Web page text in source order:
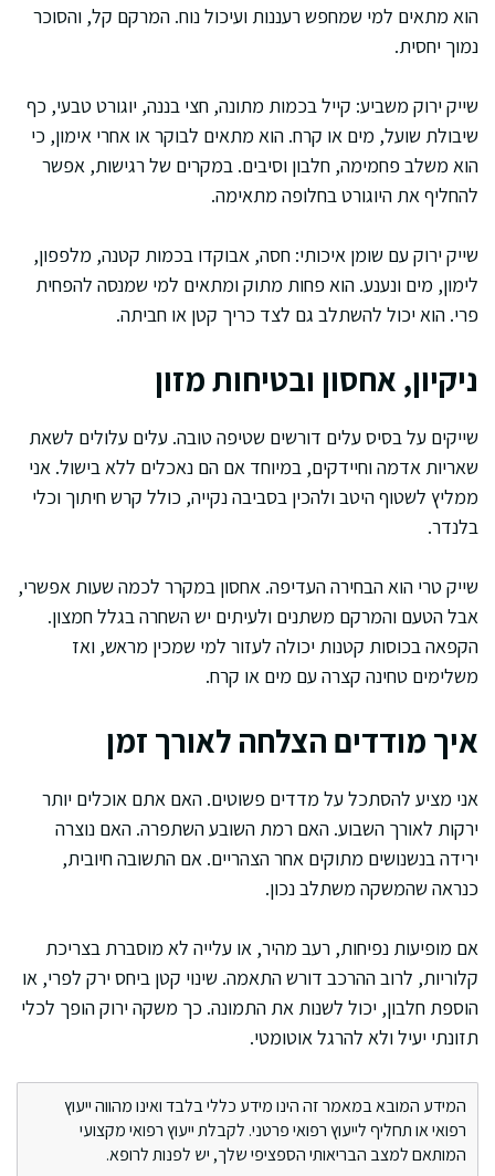
הוא מתאים למי שמחפש רעננות ועיכול נוח. המרקם קל, והסוכר
נמוך יחסית.
שייק ירוק משביע: קייל בכמות מתונה, חצי בננה, יוגורט טבעי, כף
שיבולת שועל, מים או קרח. הוא מתאים לבוקר או אחרי אימון, כי
הוא משלב פחמימה, חלבון וסיבים. במקרים של רגישות, אפשר
להחליף את היוגורט בחלופה מתאימה.
שייק ירוק עם שומן איכותי: חסה, אבוקדו בכמות קטנה, מלפפון,
לימון, מים ונענע. הוא פחות מתוק ומתאים למי שמנסה להפחית
פרי. הוא יכול להשתלב גם לצד כריך קטן או חביתה.
ניקיון, אחסון ובטיחות מזון
שייקים על בסיס עלים דורשים שטיפה טובה. עלים עלולים לשאת
שאריות אדמה וחיידקים, במיוחד אם הם נאכלים ללא בישול. אני
ממליץ לשטוף היטב ולהכין בסביבה נקייה, כולל קרש חיתוך וכלי
בלנדר.
שייק טרי הוא הבחירה העדיפה. אחסון במקרר לכמה שעות אפשרי,
אבל הטעם והמרקם משתנים ולעיתים יש השחרה בגלל חמצון.
הקפאה בכוסות קטנות יכולה לעזור למי שמכין מראש, ואז
משלימים טחינה קצרה עם מים או קרח.
איך מודדים הצלחה לאורך זמן
אני מציע להסתכל על מדדים פשוטים. האם אתם אוכלים יותר
ירקות לאורך השבוע. האם רמת השובע השתפרה. האם נוצרה
ירידה בנשנושים מתוקים אחר הצהריים. אם התשובה חיובית,
כנראה שהמשקה משתלב נכון.
אם מופיעות נפיחות, רעב מהיר, או עלייה לא מוסברת בצריכת
קלוריות, לרוב ההרכב דורש התאמה. שינוי קטן ביחס ירק לפרי, או
הוספת חלבון, יכול לשנות את התמונה. כך משקה ירוק הופך לכלי
תזונתי יעיל ולא להרגל אוטומטי.
המידע המובא במאמר זה הינו מידע כללי בלבד ואינו מהווה ייעוץ
רפואי או תחליף לייעוץ רפואי פרטני. לקבלת ייעוץ רפואי מקצועי
המותאם למצב הבריאותי הספציפי שלך, יש לפנות לרופא.